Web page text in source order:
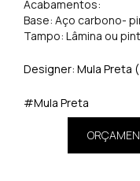
Acabamentos:
Base: Aço carbono-
Tampo: Lâmina ou
Designer: Mula Preta
#Mula Preta